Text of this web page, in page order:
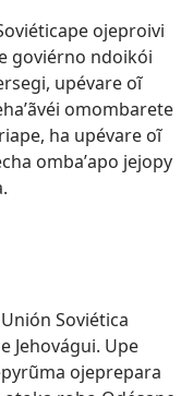
ojeproivi
goviérno ndoikói
upévare oĩ
omombarete
ha upévare oĩ
ombaʼapo jejopy
Soviética
Jehovágui. Upe
ojeprepara